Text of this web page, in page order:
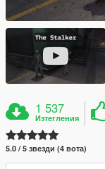
1 537
Изтегления
5.0 / 5 звезди (4 вота)